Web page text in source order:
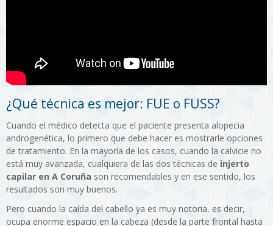
¿Qué técnica es mejor: FUE o FUSS?
Cuando el médico detecta que el paciente presenta alopecia
androgenética, lo primero que debe hacer es mostrarle opciones
de tratamiento. En la mayoría de los casos, cuando la calvicie no
está muy avanzada, cualquiera de las dos técnicas de injerto
capilar en A Coruña son recomendables y en ese sentido, los
resultados son muy buenos.
Pero cuando la caída del cabello ya es muy notoria, es decir,
ocupa enorme espacio en la cabeza (desde la parte frontal hasta